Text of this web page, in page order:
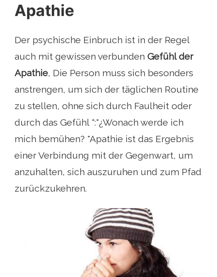
Apathie
Der psychische Einbruch ist in der Regel
auch mit gewissen verbunden Gefühl der
Apathie, Die Person muss sich besonders
anstrengen, um sich der täglichen Routine
zu stellen, ohne sich durch Faulheit oder
durch das Gefühl ":"¿Wonach werde ich
mich bemühen? "Apathie ist das Ergebnis
einer Verbindung mit der Gegenwart, um
anzuhalten, sich auszuruhen und zum Pfad
zurückzukehren.